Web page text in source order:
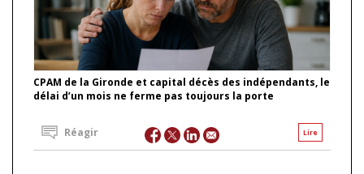
CPAM de la Gironde et capital décès des indépendants, le
délai d’un mois ne ferme pas toujours la porte
Lire
Réagir